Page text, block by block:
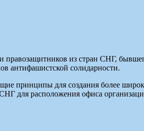
правозащитников из стран СНГ,
антифашистской солидарности.
принципы для создания более
для расположения офиса